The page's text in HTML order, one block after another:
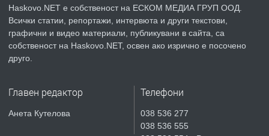
преди 3 дни
ПРЕДЛАГА
Продавам парцел в гр. Хасково кв.
Haskovo.NET е собственост на ЕСКОМ МЕДИА ГРУП ООД.
Всички статии, репортажи, интервюта и други текстови,
графични и видео материали, публикувани в сайта, са
собственост на Haskovo.NET, освен ако изрично е посочено
друго.
Главен редактор
Анета Кутелова
Телефони
038 536 277
038 536 555